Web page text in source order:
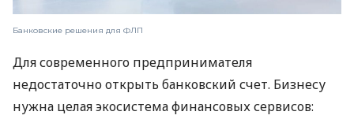
Банковские решения для ФЛП
Для современного предпринимателя
недостаточно открыть банковский счет. Бизнесу
нужна целая экосистема финансовых сервисов: